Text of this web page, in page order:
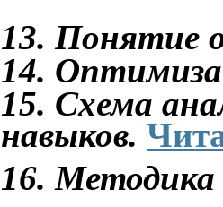
13. Понятие о
14.
15. Схема
навыков.
16. Методика